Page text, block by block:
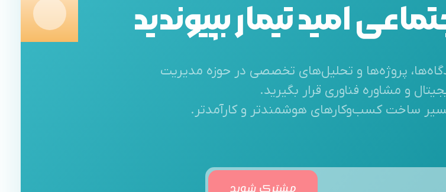
امید تیمار بپیوندید
پروژه‌ها و تحلیل‌های تخصصی در حوزه مدیریت
و مشاوره فناوری قرار بگیرید.
ساخت کسب‌وکارهای هوشمندتر و کارآمدتر.